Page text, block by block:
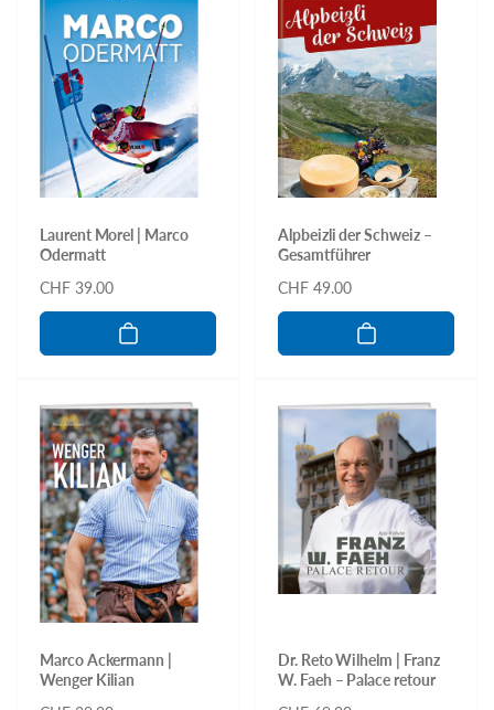
Laurent Morel | Marco
Odermatt
Normaler
Preis
CHF 39.00
Alpbeizli der Schweiz –
Gesamtführer
Normaler
Preis
CHF 49.00
Marco Ackermann |
Wenger Kilian
Dr. Reto Wilhelm | Franz
W. Faeh – Palace retour